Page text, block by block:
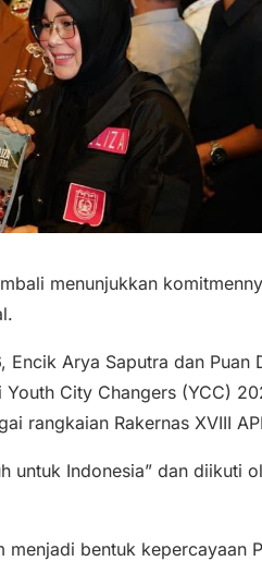
menunjukkan
Encik Arya Saputra dan Puan
City Changers (YCC)
rangkaian Rakernas XVIII
untuk Indonesia” dan diikuti
menjadi bentuk kepercayaan